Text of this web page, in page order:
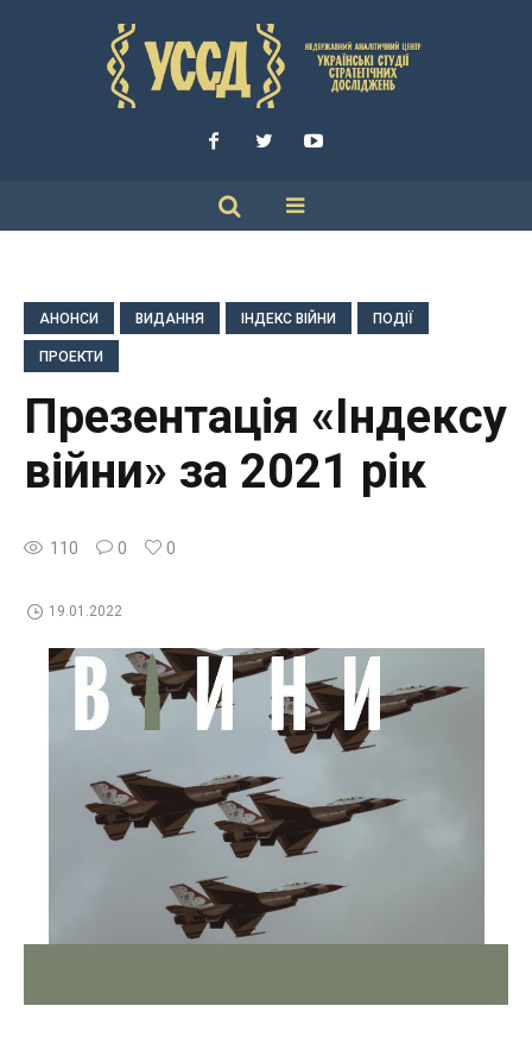
АНОНСИ ВИДАННЯ ІНДЕКС ВІЙНИ ПОДІЇ
ПРОЕКТИ
Презентація «Індексу
війни» за 2021 рік
110 0 0
19.01.2022